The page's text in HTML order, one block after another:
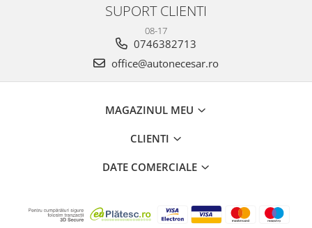
SUPORT CLIENTI
08-17
0746382713
office@autonecesar.ro
MAGAZINUL MEU
CLIENTI
DATE COMERCIALE